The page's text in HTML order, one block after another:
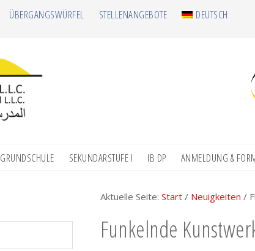
ÜBERGANGSWÜRFEL STELLENANGEBOTE DEUTSCH
GRUNDSCHULE SEKUNDARSTUFE I IB DP ANMELDUNG &
Aktuelle Seite: Start / Neuigkeiten /
Funkelnde